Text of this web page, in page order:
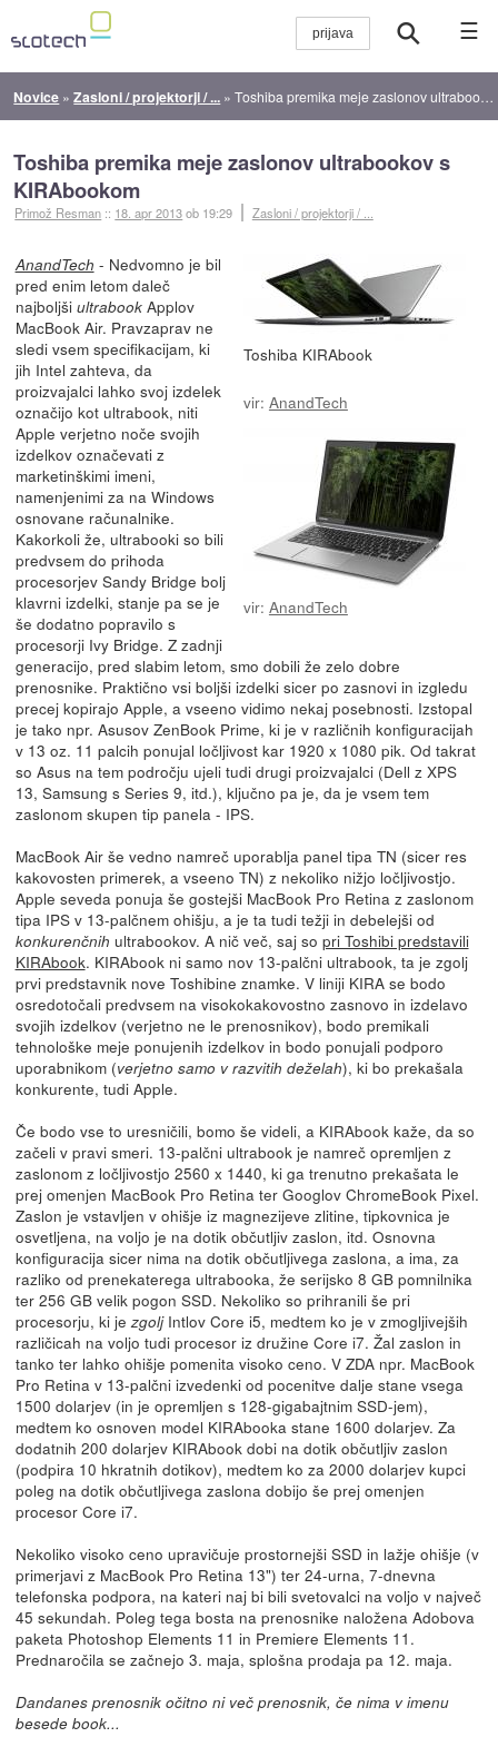
☰
Novice »Zasloni / projektorji / ... »Toshiba premika meje zaslonov ultrabookov s KIRAbookom
Toshiba premika meje zaslonov ultrabookov s
KIRAbookom
Primož Resman :: 18. apr 2013ob 19:29 Zasloni / projektorji / ...
Toshiba KIRAbook
vir: AnandTech
vir: AnandTech
AnandTech - Nedvomno je bil
pred enim letom daleč
najboljši ultrabookApplov
MacBook Air. Pravzaprav ne
sledi vsem specifikacijam, ki
jih Intel zahteva, da
proizvajalci lahko svoj izdelek
označijo kot ultrabook, niti
Apple verjetno noče svojih
izdelkov označevati z
marketinškimi imeni,
namenjenimi za na Windows
osnovane računalnike.
Kakorkoli že, ultrabooki so bili
predvsem do prihoda
procesorjev Sandy Bridge bolj
klavrni izdelki, stanje pa se je
še dodatno popravilo s
procesorji Ivy Bridge. Z zadnji
generacijo, pred slabim letom, smo dobili že zelo dobre
prenosnike. Praktično vsi boljši izdelki sicer po zasnovi in izgledu
precej kopirajo Apple, a vseeno vidimo nekaj posebnosti. Izstopal
je tako npr. Asusov ZenBook Prime, ki je v različnih konfiguracijah
v 13 oz. 11 palcih ponujal ločljivost kar 1920 x 1080 pik. Od takrat
so Asus na tem področju ujeli tudi drugi proizvajalci (Dell z XPS
13, Samsung s Series 9, itd.), ključno pa je, da je vsem tem
zaslonom skupen tip panela - IPS.
MacBook Air še vedno namreč uporablja panel tipa TN (sicer res
kakovosten primerek, a vseeno TN) z nekoliko nižjo ločljivostjo.
Apple seveda ponuja še gostejši MacBook Pro Retina z zaslonom
tipa IPS v 13-palčnem ohišju, a je ta tudi težji in debelejši od
konkurenčnih ultrabookov. A nič več, saj so pri Toshibi predstavili
KIRAbook. KIRAbook ni samo nov 13-palčni ultrabook, ta je zgolj
prvi predstavnik nove Toshibine znamke. V liniji KIRA se bodo
osredotočali predvsem na visokokakovostno zasnovo in izdelavo
svojih izdelkov (verjetno ne le prenosnikov), bodo premikali
tehnološke meje ponujenih izdelkov in bodo ponujali podporo
uporabnikom (verjetno samo v razvitih deželah), ki bo prekašala
konkurente, tudi Apple.
Če bodo vse to uresničili, bomo še videli, a KIRAbook kaže, da so
začeli v pravi smeri. 13-palčni ultrabook je namreč opremljen z
zaslonom z ločljivostjo 2560 x 1440, ki ga trenutno prekašata le
prej omenjen MacBook Pro Retina ter Googlov ChromeBook Pixel.
Zaslon je vstavljen v ohišje iz magnezijeve zlitine, tipkovnica je
osvetljena, na voljo je na dotik občutljiv zaslon, itd. Osnovna
konfiguracija sicer nima na dotik občutljivega zaslona, a ima, za
razliko od prenekaterega ultrabooka, že serijsko 8 GB pomnilnika
ter 256 GB velik pogon SSD. Nekoliko so prihranili še pri
procesorju, ki je zgoljIntlov Core i5, medtem ko je v zmogljivejših
različicah na voljo tudi procesor iz družine Core i7. Žal zaslon in
tanko ter lahko ohišje pomenita visoko ceno. V ZDA npr. MacBook
Pro Retina v 13-palčni izvedenki od pocenitve dalje stane vsega
1500 dolarjev (in je opremljen s 128-gigabajtnim SSD-jem),
medtem ko osnoven model KIRAbooka stane 1600 dolarjev. Za
dodatnih 200 dolarjev KIRAbook dobi na dotik občutljiv zaslon
(podpira 10 hkratnih dotikov), medtem ko za 2000 dolarjev kupci
poleg na dotik občutljivega zaslona dobijo še prej omenjen
procesor Core i7.
Nekoliko visoko ceno upravičuje prostornejši SSD in lažje ohišje (v
primerjavi z MacBook Pro Retina 13") ter 24-urna, 7-dnevna
telefonska podpora, na kateri naj bi bili svetovalci na voljo v največ
45 sekundah. Poleg tega bosta na prenosnike naložena Adobova
paketa Photoshop Elements 11 in Premiere Elements 11.
Prednaročila se začnejo 3. maja, splošna prodaja pa 12. maja.
Dandanes prenosnik očitno ni več prenosnik, če nima v imenu
besede book...